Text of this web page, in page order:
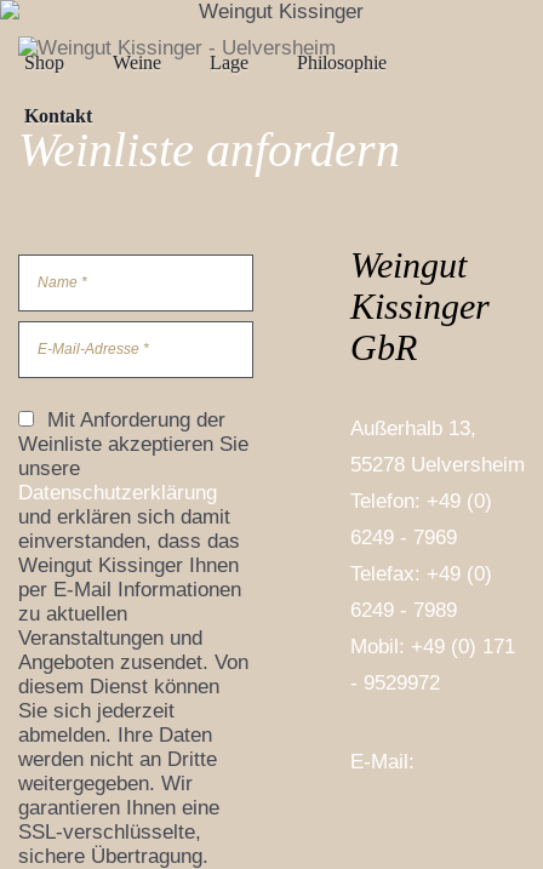
Shop Weine Lage Philosophie
Kontakt
Weinliste anfordern
Name *
E-Mail-Adresse *
Mit Anforderung der
Weinliste akzeptieren Sie
unsere
Datenschutzerklärung
und erklären sich damit
einverstanden, dass das
Weingut Kissinger Ihnen
per E-Mail Informationen
zu aktuellen
Veranstaltungen und
Angeboten zusendet. Von
diesem Dienst können
Sie sich jederzeit
abmelden. Ihre Daten
werden nicht an Dritte
weitergegeben. Wir
garantieren Ihnen eine
SSL-verschlüsselte,
sichere Übertragung.
Weingut
Kissinger
GbR
Außerhalb 13,
55278 Uelversheim
Telefon: +49 (0)
6249 - 7969
Telefax: +49 (0)
6249 - 7989
Mobil: +49 (0) 171
- 9529972
E-Mail: